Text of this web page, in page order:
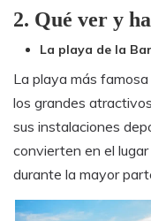
2. Qué ver y
La playa de la
La playa más
los grandes
sus instalaciones
convierten en el
durante la mayor